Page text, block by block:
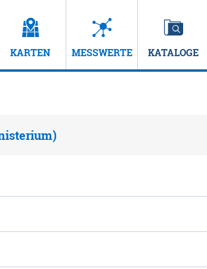
KARTEN MESSWERTE KATALOGE